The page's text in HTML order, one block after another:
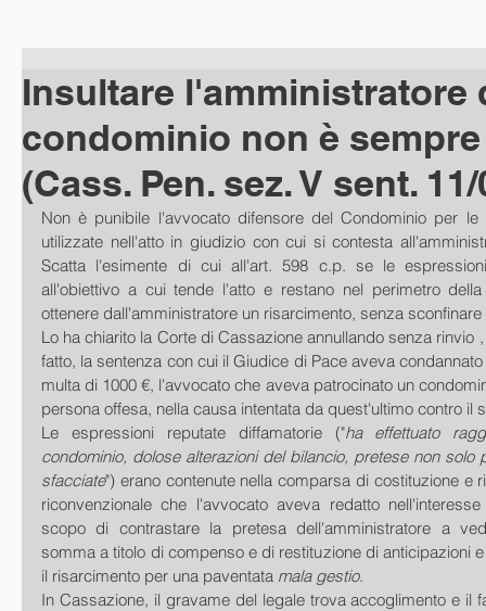
Insultare l'amministratore
condominio non è
(Cass. Pen. sez. V sent.
Non è punibile l'avvocato difensore del Condominio per le
utilizzate nell'atto in giudizio con cui si contesta
Scatta l'esimente di cui all'art. 598 c.p. se le
all'obiettivo a cui tende l'atto e restano nel perimetro
ottenere dall'amministratore un risarcimento, senza
Lo ha chiarito la Corte di Cassazione annullando senza rinvio
fatto, la sentenza con cui il Giudice di Pace aveva
multa di 1000 €, l'avvocato che aveva patrocinato un
persona offesa, nella causa intentata da quest'ultimo contro il
Le espressioni reputate diffamatorie ("ha effettuato
condominio, dolose alterazioni del bilancio, pretese non solo
sfacciate") erano contenute nella comparsa di costituzione e
riconvenzionale che l'avvocato aveva redatto
scopo di contrastare la pretesa dell'amministratore a
somma a titolo di compenso e di restituzione di anticipazioni
il risarcimento per una paventata mala gestio.
In Cassazione, il gravame del legale trova accoglimento e il